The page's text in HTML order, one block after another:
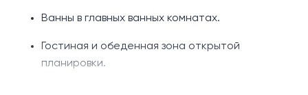
Ванны в главных ванных комнатах.
Гостиная и обеденная зона открытой
планировки.